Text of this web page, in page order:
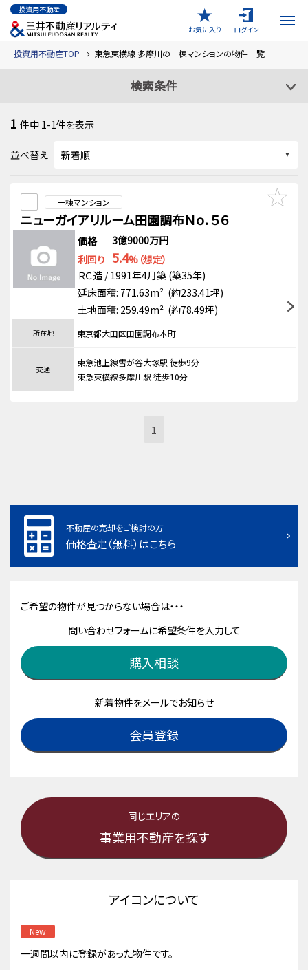
投資用不動産
お気に入り
ログイン
投資用不動産TOP 東急東横線 多摩川の一棟マンションの物件一覧
検索条件
1 件中 1-1件を表示
並べ替え
一棟マンション
ニューガイアリルーム田園調布Ｎｏ．５６
価格
3億9000万円
利回り 5.4%（想定）
ＲＣ造 / 1991年4月築 (築35年)
延床面積: 771.63m² (約233.41坪)
土地面積: 259.49m² (約78.49坪)
所在地 東京都大田区田園調布本町
交通
東急池上線雪が谷大塚駅 徒歩9分
東急東横線多摩川駅 徒歩10分
1
不動産の売却をご検討の方
価格査定（無料）はこちら
ご希望の物件が見つからない場合は・・・
問い合わせフォームに希望条件を入力して
購入相談
新着物件をメールでお知らせ
会員登録
同じエリアの
事業用不動産を探す
アイコンについて
New
一週間以内に登録があった物件です。